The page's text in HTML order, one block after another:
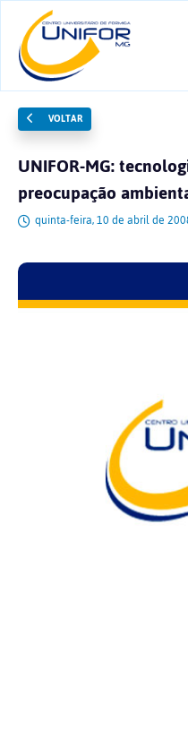
VOLTAR
UNIFOR-MG:
preocupação
quinta-feira, 10 de abril de